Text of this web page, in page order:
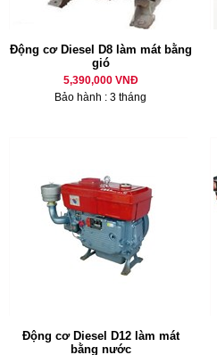
Động cơ Diesel D8 làm mát bằng
gió
5,390,000 VNĐ
Bảo hành : 3 tháng
Động cơ Diesel D12 làm mát
bằng nước